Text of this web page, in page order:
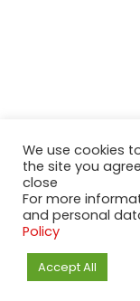
2020-2023
We use cookies
the site you
close
For more
and personal
Policy
Accept All